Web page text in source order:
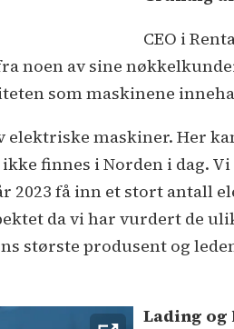
CEO i
noen av sine
som maskinene
maskiner. Her
finnes i Norden i dag.
2023 få inn et stort antall
da vi har vurdert de
største produsent og
Lading